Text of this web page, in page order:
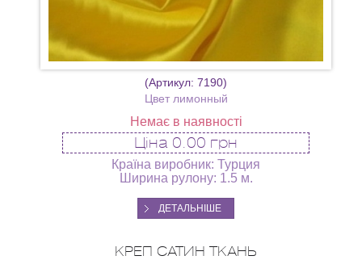
(Артикул: 7190)
Цвет лимонный
Немає в наявності
Ціна 0.00 грн
Країна виробник: Турция
Ширина рулону: 1.5 м.
ДЕТАЛЬНІШЕ
КРЕП САТИН ТКАНЬ